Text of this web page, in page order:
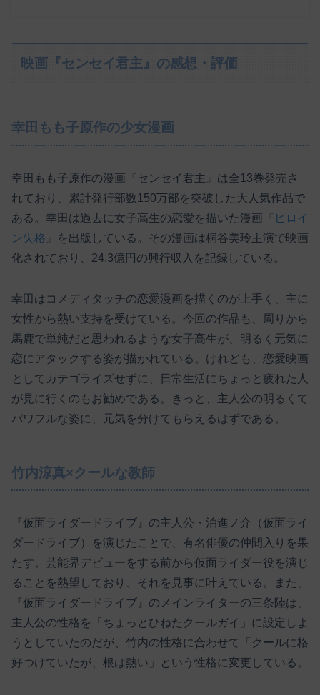
映画『センセイ君主』の感想・評価
幸田もも子原作の少女漫画
幸田もも子原作の漫画『センセイ君主』は全13巻発売さ
れており、累計発行部数150万部を突破した大人気作品で
ある。幸田は過去に女子高生の恋愛を描いた漫画『 ヒロイ
ン失格 』を出版している。その漫画は桐谷美玲主演で映画
化されており、24.3億円の興行収入を記録している。
幸田はコメディタッチの恋愛漫画を描くのが上手く、主に
女性から熱い支持を受けている。今回の作品も、周りから
馬鹿で単純だと思われるような女子高生が、明るく元気に
恋にアタックする姿が描かれている。けれども、恋愛映画
としてカテゴライズせずに、日常生活にちょっと疲れた人
が見に行くのもお勧めである。きっと、主人公の明るくて
パワフルな姿に、元気を分けてもらえるはずである。
竹内涼真×クールな教師
『仮面ライダードライブ』の主人公・泊進ノ介（仮面ライ
ダードライブ）を演じたことで、有名俳優の仲間入りを果
たす。芸能界デビューをする前から仮面ライダー役を演じ
ることを熱望しており、それを見事に叶えている。また、
『仮面ライダードライブ』のメインライターの三条陸は、
主人公の性格を「ちょっとひねたクールガイ」に設定しよ
うとしていたのだが、竹内の性格に合わせて「クールに格
好つけていたが、根は熱い」という性格に変更している。